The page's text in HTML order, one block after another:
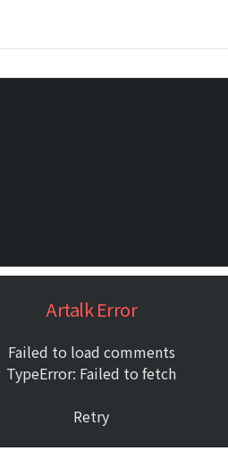
Artalk Error
Failed to load comments
TypeError: Failed to fetch
Retry